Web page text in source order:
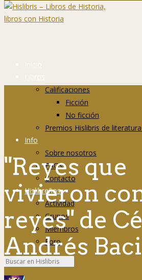
Inicio
Libros
Calificaciones
Ficción
No ficción
Premios Hislibris de
Info
Sobre nosotros
FAQs
Contacto
Hislibreños
Actividad
Grupos
Miembros
Foro
"Reyes que
vivieron
reyes" de
Andrés